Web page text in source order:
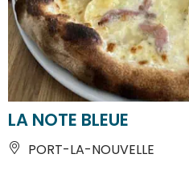
LA NOTE BLEUE
PORT-LA-NOUVELLE